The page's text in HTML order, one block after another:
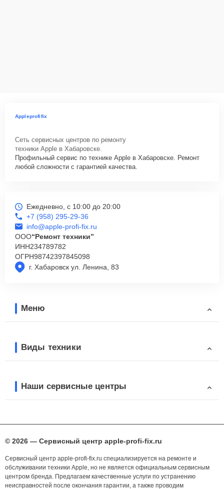
Appleprofifix
Сеть сервисных центров по ремонту
техники Apple в Хабаровске.
Профильный сервис по технике Apple в Хабаровске. Ремонт
любой сложности с гарантией качества.
г. Хабаровск ул. Ленина, 83
Ежедневно, с 10:00 до 20:00
+7 (958) 295-29-36
info@apple-profi-fix.ru
ООО“Ремонт техники”
ИНН234789782
ОГРН98742397845098
Меню
Виды техники
Наши сервисные центры
© 2026 — Сервисный центр apple-profi-fix.ru
Сервисный центр apple-profi-fix.ru специализируется на ремонте и
обслуживании техники Apple, но не является официальным сервисным
центром бренда. Предлагаем качественные услуги по устранению
неисправностей после окончания гарантии, а также проводим